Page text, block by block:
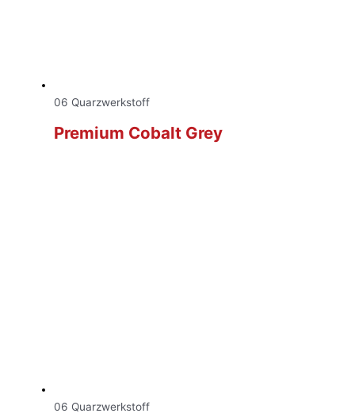
06 Quarzwerkstoff
Premium Cobalt Grey
06 Quarzwerkstoff